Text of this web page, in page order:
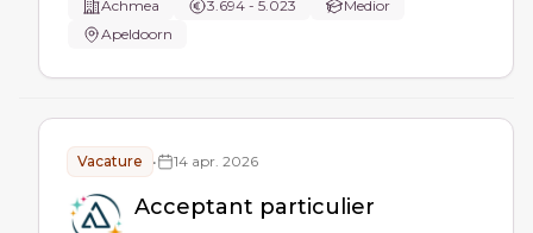
voor langdurig zieke werknemers. Je werkt
samen met specialisten en onderhoudt contact
Achmea 3.694 - 5.023
Medior
Apeldoorn
Vacature • 14 apr. 2026
Acceptant particulier